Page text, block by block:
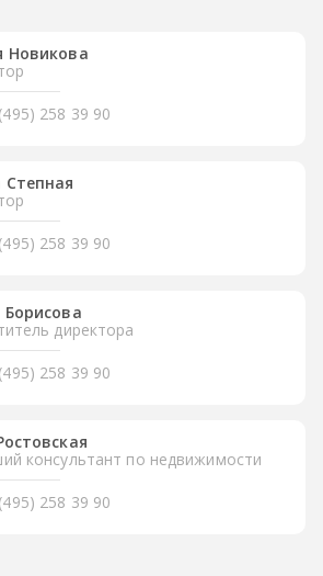
Новикова
258 39 90
Степная
258 39 90
Борисова
директора
258 39 90
консультант по недвижимости
258 39 90